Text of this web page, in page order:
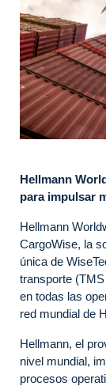
Hellmann
para impulsar
Hellmann
CargoWise, la
única de
transporte
en todas las
red mundial de
Hellmann, el
nivel mundial,
procesos